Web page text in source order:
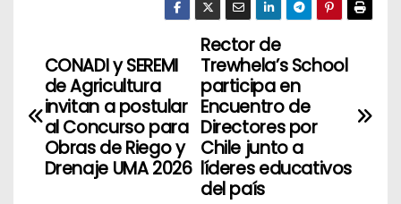
N
v
Rector de
Trewhela’s School
participa en
Encuentro de
Directores por
Chile junto a
líderes educativos
del país
CONADI y SEREMI
de Agricultura
invitan a postular
al Concurso para
Obras de Riego y
Drenaje UMA 2026